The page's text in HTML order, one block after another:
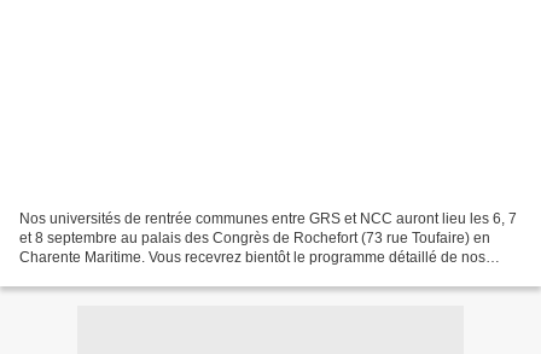
Nos universités de rentrée communes entre GRS et NCC auront lieu les 6, 7
et 8 septembre au palais des Congrès de Rochefort (73 rue Toufaire) en
Charente Maritime. Vous recevrez bientôt le programme détaillé de nos